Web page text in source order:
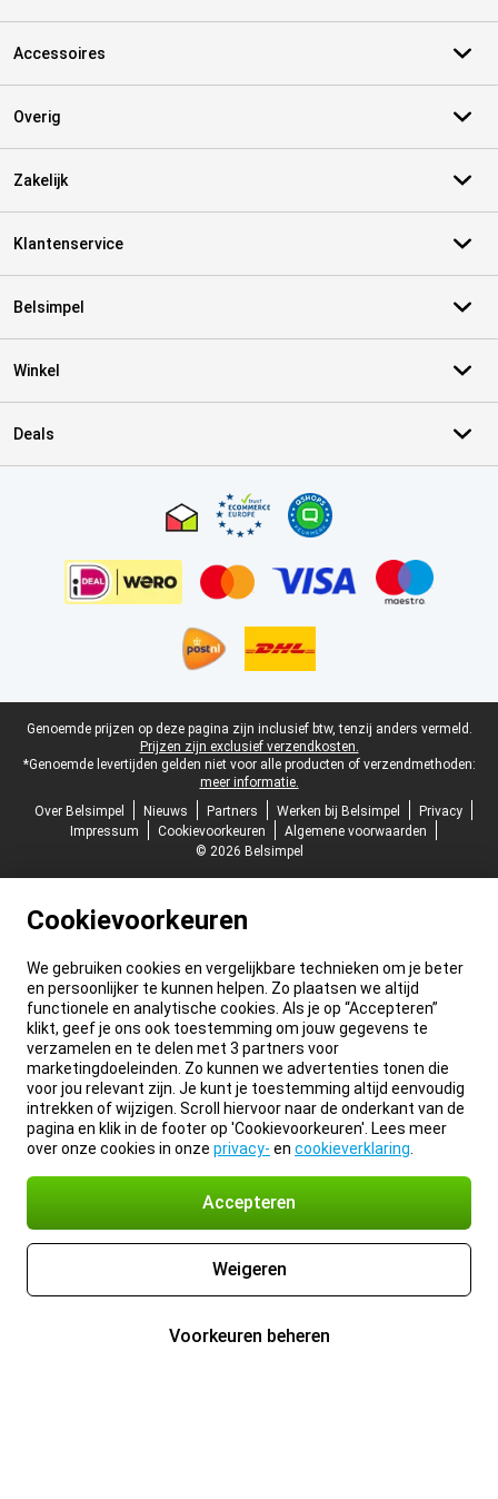
Accessoires
Overig
Zakelijk
Klantenservice
Belsimpel
Winkel
Deals
Juridische voettekst
Genoemde prijzen op deze pagina zijn inclusief btw, tenzij anders vermeld.
Prijzen zijn exclusief verzendkosten.
*Genoemde levertijden gelden niet voor alle producten of verzendmethoden:
meer informatie.
Over Belsimpel
Nieuws Partners Werken bij Belsimpel
Privacy
Impressum
Cookievoorkeuren
Algemene voorwaarden
© 2026 Belsimpel
Cookievoorkeuren
We gebruiken cookies en vergelijkbare technieken om je beter
en persoonlijker te kunnen helpen. Zo plaatsen we altijd
functionele en analytische cookies. Als je op “Accepteren”
klikt, geef je ons ook toestemming om jouw gegevens te
verzamelen en te delen met 3 partners voor
marketingdoeleinden. Zo kunnen we advertenties tonen die
voor jou relevant zijn. Je kunt je toestemming altijd eenvoudig
intrekken of wijzigen. Scroll hiervoor naar de onderkant van de
pagina en klik in de footer op 'Cookievoorkeuren'. Lees meer
over onze cookies in onze privacy- en cookieverklaring
Accepteren
Weigeren
Voorkeuren beheren